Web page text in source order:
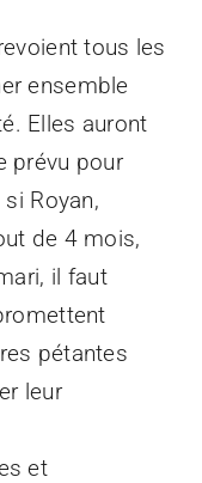
tous les
ensemble
Elles auront
prévu pour
Royan,
de 4 mois,
il faut
pétantes
leur
et